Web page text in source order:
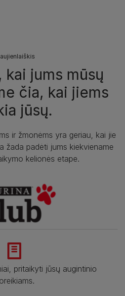
kai jums mūsų
čia, kai jiems
jūsų.
ir žmonėms yra geriau, kai jie
žada padėti jums kiekviename
kelionės etape.
pritaikyti jūsų augintinio